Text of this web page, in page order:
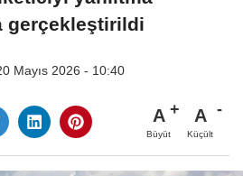
gerçekleştirildi
Mayıs 2026 - 10:40
A
Büyüt
A
Küçült